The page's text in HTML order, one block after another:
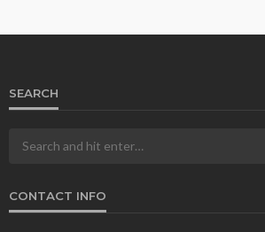
SEARCH
CONTACT INFO